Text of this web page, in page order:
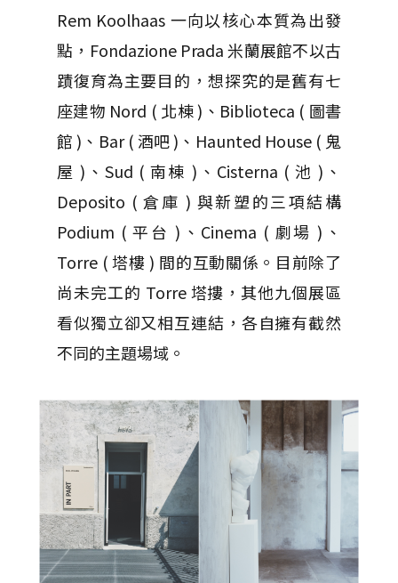
Rem Koolhaas 一向以核心本質為出發
點，Fondazione Prada 米蘭展館不以古
蹟復育為主要目的，想探究的是舊有七
座建物 Nord ( 北棟 )、Biblioteca ( 圖書
館 )、Bar ( 酒吧 )、Haunted House ( 鬼
屋 )、Sud ( 南棟 )、Cisterna ( 池 )、
Deposito ( 倉庫 ) 與新塑的三項結構
Podium ( 平台 )、Cinema ( 劇場 )、
Torre ( 塔樓 ) 間的互動關係。目前除了
尚未完工的 Torre 塔摟，其他九個展區
看似獨立卻又相互連結，各自擁有截然
不同的主題場域。